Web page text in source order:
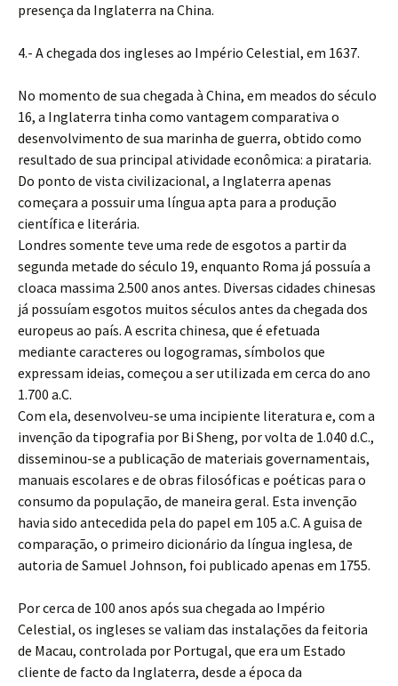
presença da Inglaterra na China.
4.- A chegada dos ingleses ao Império Celestial, em 1637.
No momento de sua chegada à China, em meados do século
16, a Inglaterra tinha como vantagem comparativa o
desenvolvimento de sua marinha de guerra, obtido como
resultado de sua principal atividade econômica: a pirataria.
Do ponto de vista civilizacional, a Inglaterra apenas
começara a possuir uma língua apta para a produção
científica e literária.
Londres somente teve uma rede de esgotos a partir da
segunda metade do século 19, enquanto Roma já possuía a
cloaca massima 2.500 anos antes. Diversas cidades chinesas
já possuíam esgotos muitos séculos antes da chegada dos
europeus ao país. A escrita chinesa, que é efetuada
mediante caracteres ou logogramas, símbolos que
expressam ideias, começou a ser utilizada em cerca do ano
1.700 a.C.
Com ela, desenvolveu-se uma incipiente literatura e, com a
invenção da tipografia por Bi Sheng, por volta de 1.040 d.C.,
disseminou-se a publicação de materiais governamentais,
manuais escolares e de obras filosóficas e poéticas para o
consumo da população, de maneira geral. Esta invenção
havia sido antecedida pela do papel em 105 a.C. A guisa de
comparação, o primeiro dicionário da língua inglesa, de
autoria de Samuel Johnson, foi publicado apenas em 1755.
Por cerca de 100 anos após sua chegada ao Império
Celestial, os ingleses se valiam das instalações da feitoria
de Macau, controlada por Portugal, que era um Estado
cliente de facto da Inglaterra, desde a época da